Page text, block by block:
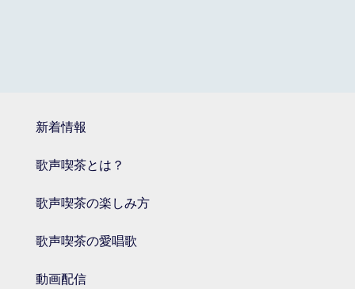
新着情報
歌声喫茶とは？
歌声喫茶の楽しみ方
歌声喫茶の愛唱歌
動画配信